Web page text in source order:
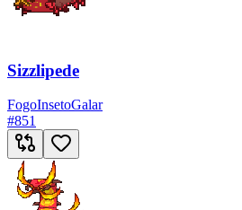
Sizzlipede
FogoInsetoGalar
#851